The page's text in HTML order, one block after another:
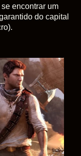
encontrar um
do capital